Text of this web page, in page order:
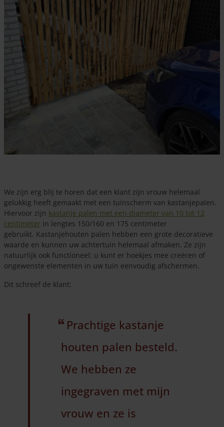
We zijn erg blij te horen dat een klant zijn vrouw helemaal
gelukkig heeft gemaakt met een tuinscherm van kastanjepalen.
Hiervoor zijn kastanje palen met een diameter van 10 tot 12
centimeter in lengtes 150/160 en 175 centimeter
gebruikt. Kastanjehouten palen hebben een grote decoratieve
waarde en kunnen uw achtertuin helemaal afmaken. Ze zijn
natuurlijk ook functioneel: u kunt er hoekjes mee creëren of
ongewenste elementen in uw tuin eenvoudig afschermen.
Dit schreef de klant:
Prachtige kastanje
houten palen besteld.
We hebben ze
ingegraven met mijn
vrouw en ze is